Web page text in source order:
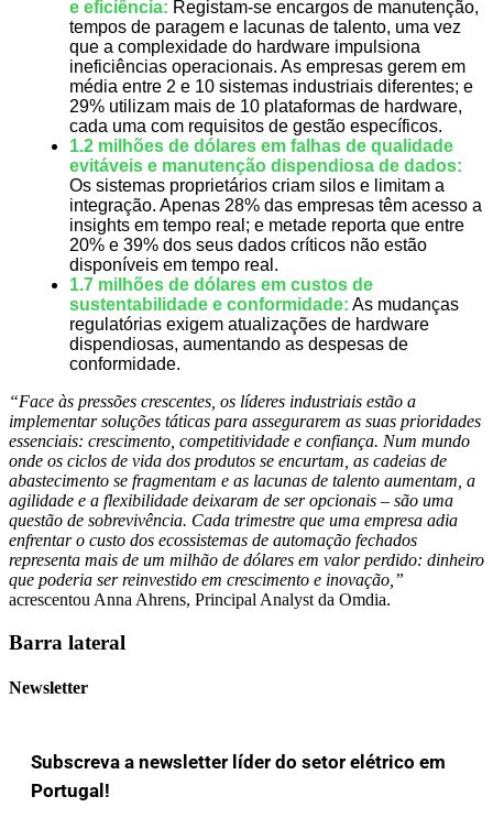
e eficiência: Registam-se encargos de manutenção,
tempos de paragem e lacunas de talento, uma vez
que a complexidade do hardware impulsiona
ineficiências operacionais. As empresas gerem em
média entre 2 e 10 sistemas industriais diferentes; e
29% utilizam mais de 10 plataformas de hardware,
cada uma com requisitos de gestão específicos.
1.2 milhões de dólares em falhas de qualidade
evitáveis e manutenção dispendiosa de dados:
Os sistemas proprietários criam silos e limitam a
integração. Apenas 28% das empresas têm acesso a
insights em tempo real; e metade reporta que entre
20% e 39% dos seus dados críticos não estão
disponíveis em tempo real.
1.7 milhões de dólares em custos de
sustentabilidade e conformidade: As mudanças
regulatórias exigem atualizações de hardware
dispendiosas, aumentando as despesas de
conformidade.
“Face às pressões crescentes, os líderes industriais estão a
implementar soluções táticas para assegurarem as suas prioridades
essenciais: crescimento, competitividade e confiança. Num mundo
onde os ciclos de vida dos produtos se encurtam, as cadeias de
abastecimento se fragmentam e as lacunas de talento aumentam, a
agilidade e a flexibilidade deixaram de ser opcionais – são uma
questão de sobrevivência. Cada trimestre que uma empresa adia
enfrentar o custo dos ecossistemas de automação fechados
representa mais de um milhão de dólares em valor perdido: dinheiro
que poderia ser reinvestido em crescimento e inovação,”
acrescentou Anna Ahrens, Principal Analyst da Omdia.
Barra lateral
Newsletter
Subscreva a newsletter líder do setor elétrico em
Portugal!